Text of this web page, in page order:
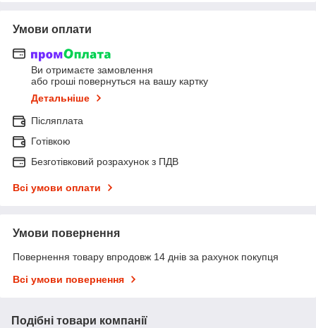
Умови оплати
Ви отримаєте замовлення
або гроші повернуться на вашу картку
Детальніше
Післяплата
Готівкою
Безготівковий розрахунок з ПДВ
Всі умови оплати
Умови повернення
Повернення товару впродовж 14 днів за рахунок покупця
Всі умови повернення
Подібні товари компанії